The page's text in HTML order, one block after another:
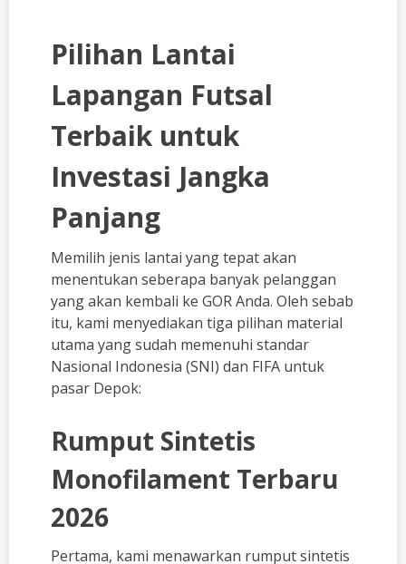
Pilihan Lantai
Lapangan Futsal
Terbaik untuk
Investasi Jangka
Panjang
Memilih jenis lantai yang tepat akan
menentukan seberapa banyak pelanggan
yang akan kembali ke GOR Anda. Oleh sebab
itu, kami menyediakan tiga pilihan material
utama yang sudah memenuhi standar
Nasional Indonesia (SNI) dan FIFA untuk
pasar Depok:
Rumput Sintetis
Monofilament Terbaru
2026
Pertama, kami menawarkan rumput sintetis